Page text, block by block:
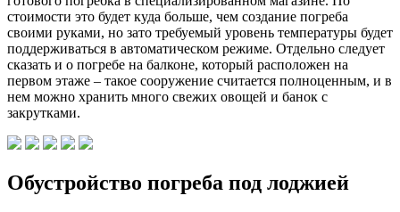
стоимости это будет куда больше, чем создание погреба
своими руками, но зато требуемый уровень температуры будет
поддерживаться в автоматическом режиме. Отдельно следует
сказать и о погребе на балконе, который расположен на
первом этаже – такое сооружение считается полноценным, и в
нем можно хранить много свежих овощей и банок с
закрутками.
Обустройство погреба под лоджией